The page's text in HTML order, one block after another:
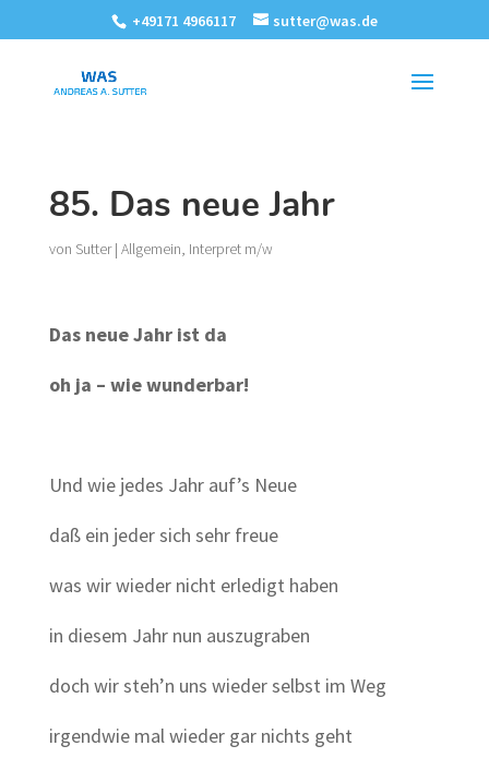
+49171 4966117 sutter@was.de
85. Das neue Jahr
von Sutter| Allgemein, Interpret m/w
Das neue Jahr ist da
oh ja – wie wunderbar!
Und wie jedes Jahr auf’s Neue
daß ein jeder sich sehr freue
was wir wieder nicht erledigt haben
in diesem Jahr nun auszugraben
doch wir steh’n uns wieder selbst im Weg
irgendwie mal wieder gar nichts geht